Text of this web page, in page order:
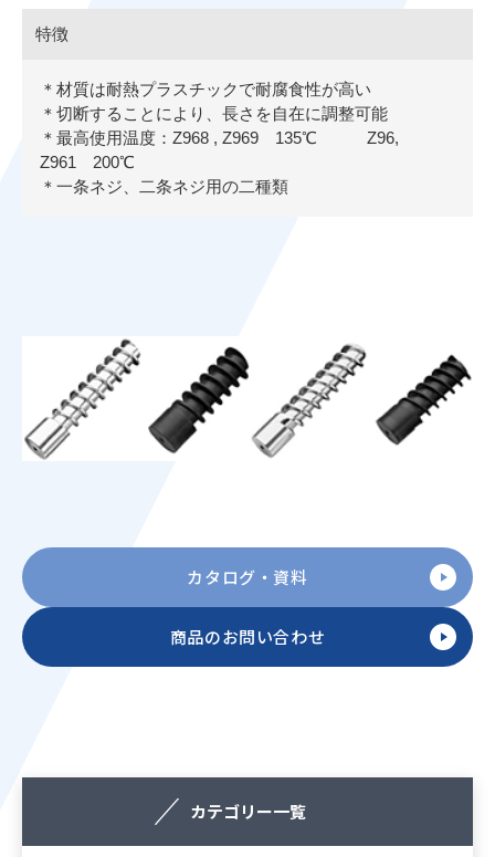
特徴
＊材質は耐熱プラスチックで耐腐食性が高い
＊切断することにより、長さを自在に調整可能
＊最高使用温度：Z968 , Z969 135℃ Z96,
Z961 200℃
＊一条ネジ、二条ネジ用の二種類
カタログ・資料
商品のお問い合わせ
カテゴリー一覧